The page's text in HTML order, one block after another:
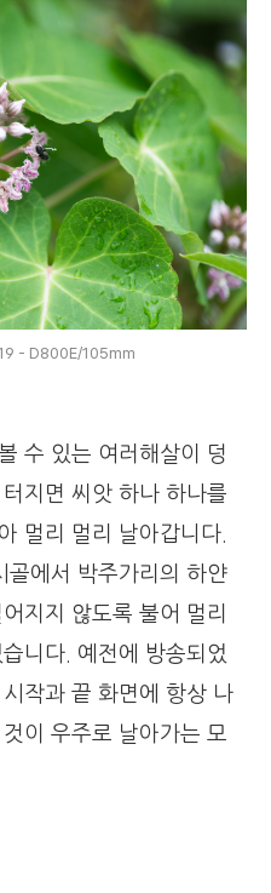
- D800E/105mm
수 있는 여러해살이 덩
지면 씨앗 하나 하나를
멀리 멀리 날아갑니다.
골에서 박주가리의 하얀
지지 않도록 불어 멀리
니다. 예전에 방송되었
작과 끝 화면에 항상 나
이 우주로 날아가는 모